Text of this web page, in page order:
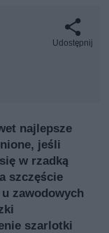
Udostępnij
najlepsze
jeśli
w rzadką
szczęście
zawodowych
szarlotki